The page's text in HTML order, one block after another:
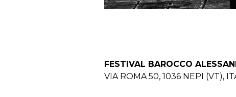
FESTIVAL BAROCCO
VIA ROMA 50, 1036 NEPI (VT),